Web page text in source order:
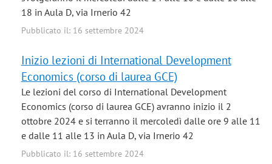
18 in Aula D, via Irnerio 42
Pubblicato il: 16 settembre 2024
Inizio lezioni di International Development
Economics (corso di laurea GCE)
Le lezioni del corso di International Development
Economics (corso di laurea GCE) avranno inizio il 2
ottobre 2024 e si terranno il mercoledì dalle ore 9 alle 11
e dalle 11 alle 13 in Aula D, via Irnerio 42
Pubblicato il: 16 settembre 2024